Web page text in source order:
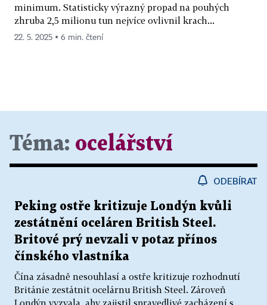
minimum. Statisticky výrazný propad na pouhých
zhruba 2,5 milionu tun nejvíce ovlivnil krach...
22. 5. 2025 ▪ 6 min. čtení
Téma: ocelářství
ODEBÍRAT
Peking ostře kritizuje Londýn kvůli
zestátnění oceláren British Steel.
Britové prý nevzali v potaz přínos
čínského vlastníka
Čína zásadně nesouhlasí a ostře kritizuje rozhodnutí
Británie zestátnit ocelárnu British Steel. Zároveň
Londýn vyzvala, aby zajistil spravedlivé zacházení s